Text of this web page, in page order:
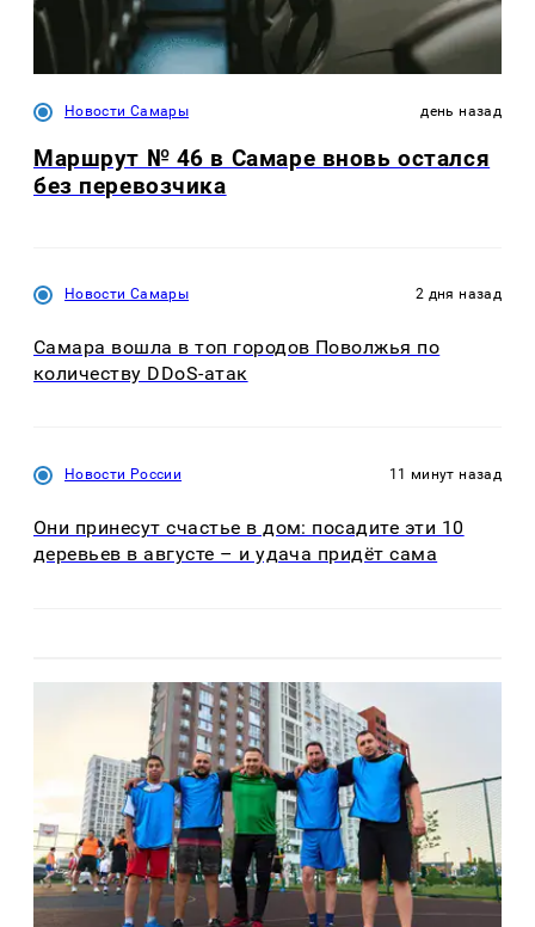
Новости Самары день назад
Маршрут № 46 в Самаре вновь остался
без перевозчика
Новости Самары 2 дня назад
Самара вошла в топ городов Поволжья по
количеству DDoS-атак
Новости России 11 минут назад
Они принесут счастье в дом: посадите эти 10
деревьев в августе – и удача придёт сама